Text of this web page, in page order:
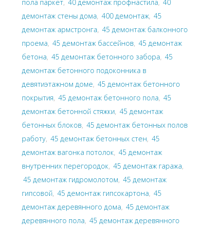
пола паркет, 40 демонтаж профнастила, 40
демонтаж стены дома, 400 демонтаж, 45
демонтаж армстронга, 45 демонтаж балконного
проема, 45 демонтаж бассейнов, 45 демонтаж
бетона, 45 демонтаж бетонного забора, 45
демонтаж бетонного подоконника в
девятиэтажном доме, 45 демонтаж бетонного
покрытия, 45 демонтаж бетонного пола, 45
демонтаж бетонной стяжки, 45 демонтаж
бетонных блоков, 45 демонтаж бетонных полов
работу, 45 демонтаж бетонных стен, 45
демонтаж вагонка потолок, 45 демонтаж
внутренних перегородок, 45 демонтаж гаража,
45 демонтаж гидромолотом, 45 демонтаж
гипсовой, 45 демонтаж гипсокартона, 45
демонтаж деревянного дома, 45 демонтаж
деревянного пола, 45 демонтаж деревянного